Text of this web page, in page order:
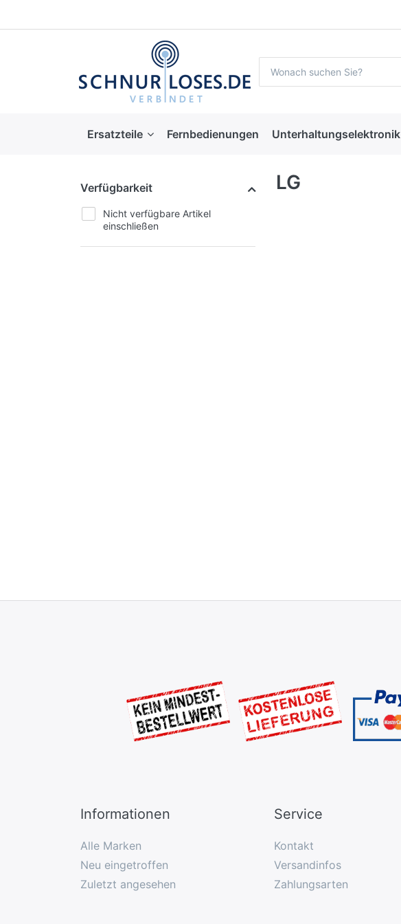
Ersatzteile Fernbedienungen Unterhaltungselektronik
Verfügbarkeit
Nicht verfügbare Artikel
einschließen
LG
Informationen
Alle Marken
Neu eingetroffen
Zuletzt angesehen
Service
Kontakt
Versandinfos
Zahlungsarten